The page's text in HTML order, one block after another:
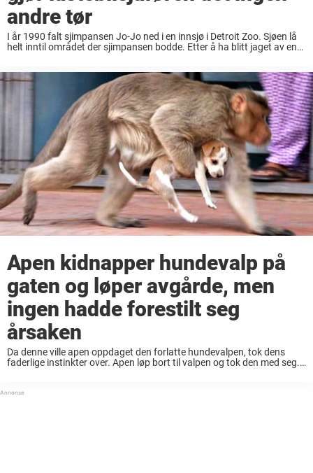
andre tør
I år 1990 falt sjimpansen Jo-Jo ned i en innsjø i Detroit Zoo. Sjøen lå
helt inntil området der sjimpansen bodde. Etter å ha blitt jaget av en
Apen kidnapper hundevalp på
gaten og løper avgårde, men
ingen hadde forestilt seg
årsaken
Da denne ville apen oppdaget den forlatte hundevalpen, tok dens
faderlige instinkter over. Apen løp bort til valpen og tok den med seg.